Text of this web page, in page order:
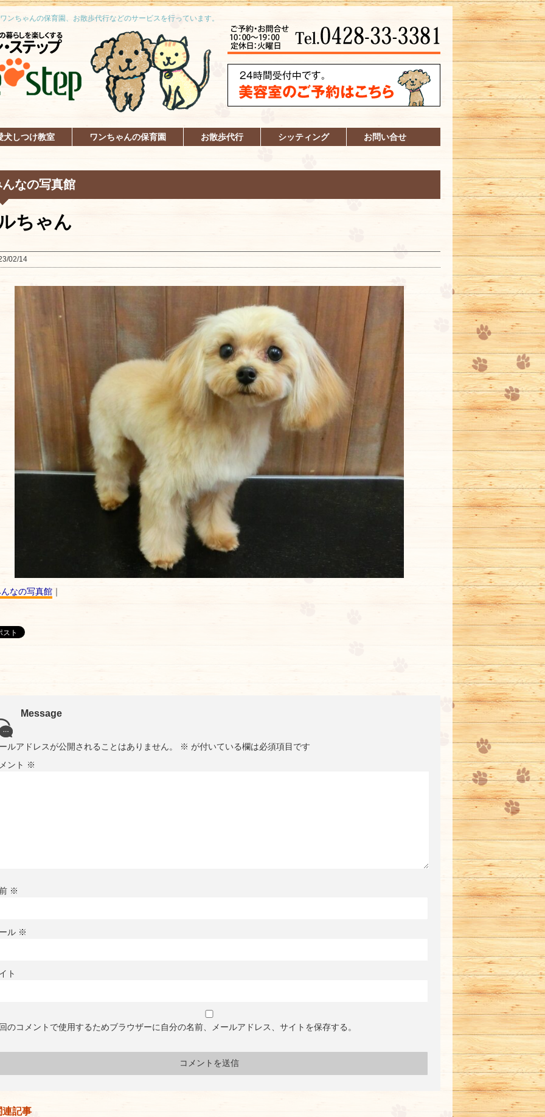
ちゃんの保育園、お散歩代行などのサービスを行っています。
犬しつけ教室 ワンちゃんの保育園 お散歩代行 シッティング お問い合せ
んなの写真館
ちゃん
02/14
なの写真館 ｜
Message
ルアドレスが公開されることはありません。 ※ が付いている欄は必須項目です
ント ※
※
ル ※
ト
のコメントで使用するためブラウザーに自分の名前、メールアドレス、サイトを保存する。
記事